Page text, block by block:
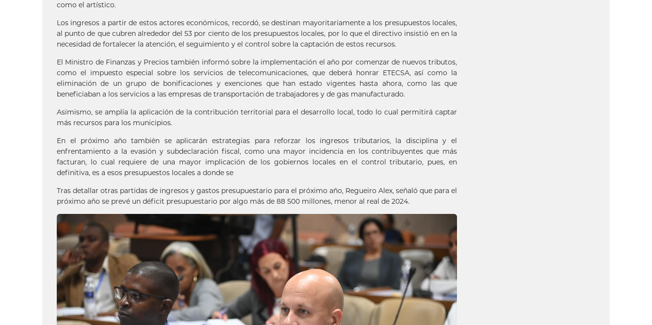
como el artístico.
Los ingresos a partir de estos actores económicos, recordó, se destinan mayoritariamente a los presupuestos locales,
al punto de que cubren alrededor del 53 por ciento de los presupuestos locales, por lo que el directivo insistió en en la
necesidad de fortalecer la atención, el seguimiento y el control sobre la captación de estos recursos.
El Ministro de Finanzas y Precios también informó sobre la implementación el año por comenzar de nuevos tributos,
como el impuesto especial sobre los servicios de telecomunicaciones, que deberá honrar ETECSA, así como la
eliminación de un grupo de bonificaciones y exenciones que han estado vigentes hasta ahora, como las que
beneficiaban a los servicios a las empresas de transportación de trabajadores y de gas manufacturado.
Asimismo, se amplía la aplicación de la contribución territorial para el desarrollo local, todo lo cual permitirá captar
más recursos para los municipios.
En el próximo año también se aplicarán estrategias para reforzar los ingresos tributarios, la disciplina y el
enfrentamiento a la evasión y subdeclaración fiscal, como una mayor incidencia en los contribuyentes que más
facturan, lo cual requiere de una mayor implicación de los gobiernos locales en el control tributario, pues, en
definitiva, es a esos presupuestos locales a donde se
Tras detallar otras partidas de ingresos y gastos presupuestario para el próximo año, Regueiro Alex, señaló que para el
próximo año se prevé un déficit presupuestario por algo más de 88 500 millones, menor al real de 2024.